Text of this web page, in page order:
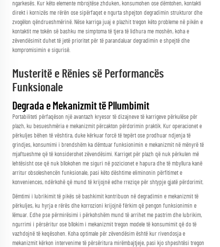
ngarkesës. Kur këto elemente mbrojtëse zhduken, konsumohen ose dëmtohen, kontakti
direkt i kornizës me rërën ose sipërfaqet e ngurta shpejton degradimin strukturor dhe
zvogëlon qëndrueshmërinë. Nëse karriga juaj e plazhit tregon këto probleme në pikën e
kontaktit me tokën së bashku me simptoma të tjera të lidhura me moshën, koha e
zëvendësimit duhet të jetë prioritet për të parandaluar degradimin e shpejtë dhe
kompromisimin e sigurisë.
Musteritë e Rënies së Performancës
Funksionale
Degrada e Mekanizmit të Pllumbimit
Portabiliteti përfaqëson një avantazh kryesor të dizajneve të karrigeve përkulëse për
plazh, ku besueshmëria e mekanizmit përcakton përdorimin praktik. Kur operacionet e
përkuljes bëhen të vështira, duke kërkuar forcë të tepërt ose prodhuar ndjenja të
grindjes, konsumimi i brendshëm ka dëmtuar funksionimin e mekanizmit në mënyrë të
mjaftueshme që të konsiderohet zëvendësimi. Karriget për plazh që nuk përkulen më
lehtësisht ose që nuk bllokohen me siguri në pozicionet e hapura dhe të mbyllura kanë
arritur obsoleshencën funksionale, pasi këto dështime eliminonin përfitimet e
konveniences, ndërkohë që mund të krijojnë edhe rreziqe për shtypje gjatë përdorimit.
Dëmtimi i lubrikimit të pikës së bashkimit kontribuon në degradimin e mekanizmit të
përkuljes, ku hyrja e rërës dhe korrozioni krijojnë fërkim që pengon funksionimin e
lëmuar. Edhe pse përmirësimi i përkohshëm mund të arrihet me pastrim dhe lubrikim,
ngurrimi i përsëritur ose bllokim i mekanizmit tregon modele të konsumimit që do të
vazhdojnë të keqësohen. Koha optimale për zëvendësim është kur rivendosja e
mekanizmit kërkon intervenime të përsëritura mirëmbajtjeje, pasi kjo shpeshtësi tregon